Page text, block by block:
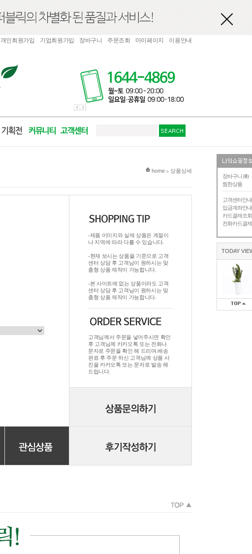
장바구니 (0)
찜한상품
고객센터안내
입금계좌안내
카드결제조회
전화카드결제
TODAY
개인회원가입 기업회원가입 장바구니 주문조회 마이페이지 이용안내
현재 위치
home > 상품상세
-제품 이미지와 실제 상품은 계절이
나 지역에 따라 다를 수 있습니다.
-현재 보시는 상품을 기준으로 고객
센터 상담 후 고객님이 원하시는 맞
춤형 상품 제작이 가능합니다.
-본 사이트에 없는 상품이라도 고객
센터 상담 후 고객님이 원하시는 맞
춤형 상품 제작이 가능합니다.
고객님께서 주문을 넣어주시면 확인
후 고객님께 카카오톡 또는 전화나
문자로 주문을 확인 해 드리며.배송
완료 후 주문 하신 고객님께 상품 사
진을 카카오톡 또는 문자로 발송 해
드립니다.